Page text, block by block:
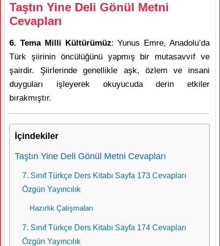
Taştın Yine Deli Gönül Metni
Cevapları
6. Tema Milli Kültürümüz: Yunus Emre, Anadolu’da
Türk şiirinin öncülüğünü yapmış bir mutasavvıf ve
şairdir. Şiirlerinde genellikle aşk, özlem ve insani
duyguları işleyerek okuyucuda derin etkiler
bırakmıştır.
İçindekiler
Taştın Yine Deli Gönül Metni Cevapları
7. Sınıf Türkçe Ders Kitabı Sayfa 173 Cevapları
Özgün Yayıncılık
Hazırlık Çalışmaları
7. Sınıf Türkçe Ders Kitabı Sayfa 174 Cevapları
Özgün Yayıncılık